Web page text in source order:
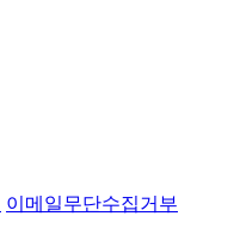
이메일무단수집거부